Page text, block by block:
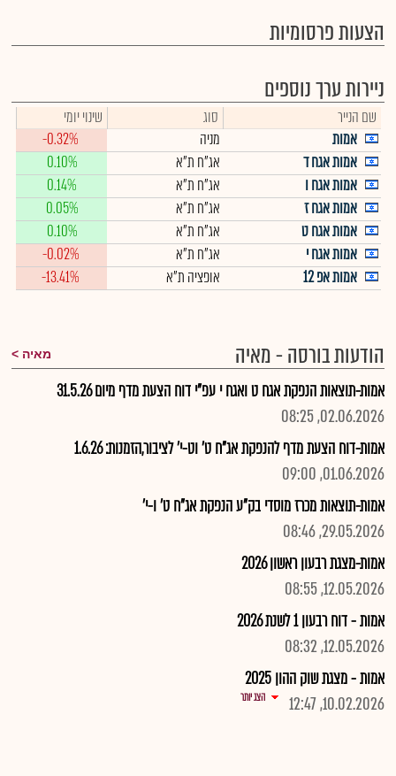
הצעות פרסומיות
ניירות ערך נוספים
שם הנייר סוג
שינוי יומי
אמות
מניה
-0.32%
אמות אגח ד
אג"ח ת"א
0.10%
אמות אגח ו
אג"ח ת"א
0.14%
אמות אגח ז
אג"ח ת"א
0.05%
אמות אגח ט
אג"ח ת"א
0.10%
אמות אגח י
אג"ח ת"א
-0.02%
אמות אפ 12
אופציה ת"א -13.41%
הודעות בורסה - מאיה מאיה
אמות-תוצאות הנפקת אגח ט ואגח י עפ"י דוח הצעת מדף מיום 31.5.26
02.06.2026, 08:25
אמות-דוח הצעת מדף להנפקת אג"ח ט' וט-י' לציבור,הזמנות: 1.6.26
01.06.2026, 09:00
אמות-תוצאות מכרז מוסדי בק"ע הנפקת אג"ח ט' ו-י'
29.05.2026, 08:46
אמות-מצגת רבעון ראשון 2026
12.05.2026, 08:55
אמות - דוח רבעון 1 לשנת 2026
12.05.2026, 08:32
אמות - מצגת שוק ההון 2025
10.02.2026, 12:47
הצג יותר